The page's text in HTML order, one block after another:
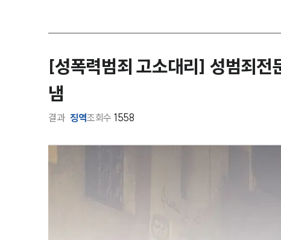
[성폭력범죄 고소대리] 성범죄전
냄
결과 징역조회수 1558